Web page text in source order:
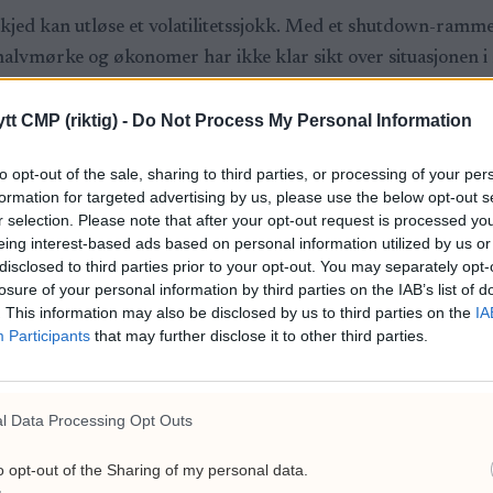
CMP (riktig) - Do Not Process My Personal Information
opt-out of the sale, sharing to third parties, or processing of your
for targeted advertising by us, please use the below opt-out
selection. Please note that after your opt-out request is processed
interest-based ads based on personal information utilized by us
to third parties prior to your opt-out. You may separately
of your personal information by third parties on the IAB’s list of
This information may also be disclosed by us to third parties on the
Participants that may further disclose it to other third parties.
Data Processing Opt Outs
opt-out of the Sharing of my personal data.
kan utløse et volatilitetssjokk. Med et shutdown-
og økonomer har ikke klar sikt over situasjonen
er priset inn for et kutt på 25 basispunkter.
i år.
og kan bli tvunget til brå reposisjonering dersom
omtaler som et «haukete kutt».
risikoaversjon i derivatmarkedene, lave volumer og et
fungere som en tennsats – enten for et nytt bein opp,